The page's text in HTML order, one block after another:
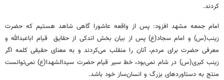
کردند.
امام جمعه مشهد افزود: پس از واقعه عاشورا گاهی شاهد هستیم که حضرت
زینب(س) و امام سجاد(ع) پس از بیان بخش اندکی از حقایق قیام اباعبدالله و
معرفی حضرت برای مردم، آنان را منقلب می‌کردند و به معنای حقیقی کلمه اگر
زینب کبری(س) در شام نمی‌بود، خط سیر قیام حضرت سیدالشهدا(ع) نمی‌توانست
منتج به دستاوردهای بزرگ و انسان‌ساز خود باشد.